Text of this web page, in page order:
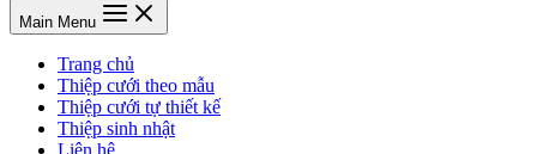
Main Menu
Trang chủ
Thiệp cưới theo mẫu
Thiệp cưới tự thiết kế
Thiệp sinh nhật
Liên hệ